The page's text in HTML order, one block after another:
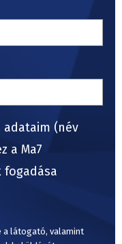
adataim (név
a Ma7
a látogató, valamint